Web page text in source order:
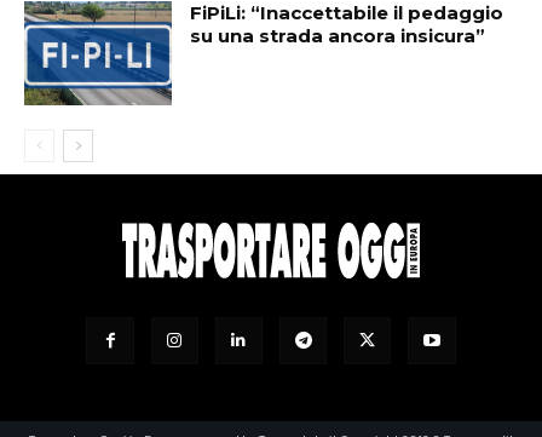
FiPiLi: “Inaccettabile il pedaggio
su una strada ancora insicura”